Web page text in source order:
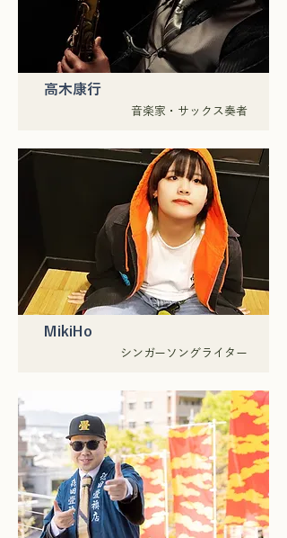
高木康行
音楽家・サックス奏者
MikiHo
シンガーソングライター